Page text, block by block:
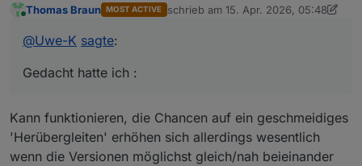
@Uwe-K sagte:
Ich hatte gedacht ich könnte mir evtl das
Upgrade auf dem PI sparen.
Ich meinte nur das OS Upgrade von Bookworm ->
Gedacht hatte ich :
Altsystem PI auf bookworm belassen.
alle Komponenten IOB, Adapter, Zigbee, Debmatic
etc auf neuesten Stand bringen
neues System ( Mini Pc ? ) mit Proxomox
aufsetzen
Thomas Braun MOST ACTIVE schrieb am 15. Apr. 2026, 05:48
zuletzt editiert von Thomas Braun
@Uwe-K sagte:
Gedacht hatte ich :
Kann funktionieren, die Chancen auf ein geschmeidiges
'Herübergleiten' erhöhen sich allerdings wesentlich
wenn die Versionen möglichst gleich/nah beieinander